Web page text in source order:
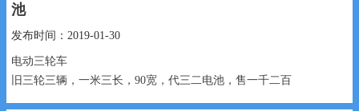
池
发布时间：2019-01-30
电动三轮车
旧三轮三辆，一米三长，90宽，代三二电池，售一千二百